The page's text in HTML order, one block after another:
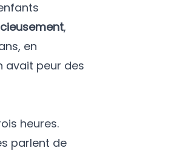
,
en
avait peur des
heures.
parlent de